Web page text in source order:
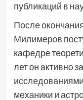
публикаций в
После
Милимеров
кафедре
лет он активно
механики и